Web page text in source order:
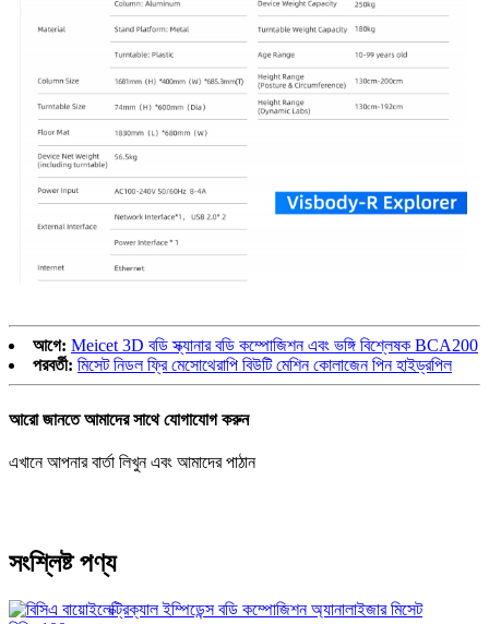
আগে: Meicet 3D বডি স্ক্যানার বডি কম্পোজিশন এবং ভঙ্গি বিশ্লেষক BCA200
পরবর্তী: মিসেট নিডল ফ্রি মেসোথেরাপি বিউটি মেশিন কোলাজেন পিন হাইড্রপিল
আরো জানতে আমাদের সাথে যোগাযোগ করুন
এখানে আপনার বার্তা লিখুন এবং আমাদের পাঠান
সংশ্লিষ্ট পণ্য